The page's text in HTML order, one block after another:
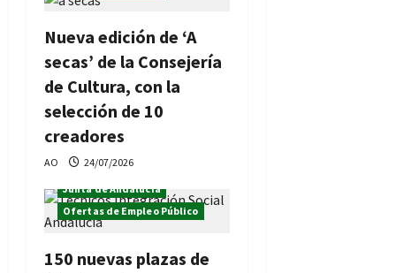
Nueva edición de ‘A
secas’ de la Consejería
de Cultura, con la
selección de 10
creadores
AO
24/07/2026
Junta de Andalucía
Ofertas de Empleo Público
150 nuevas plazas de